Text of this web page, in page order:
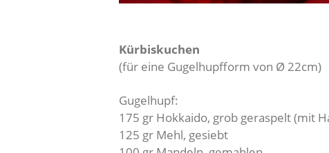
Kürbiskuchen
(für eine Gugelhupfform von Ø 22cm)
Gugelhupf:
175 gr Hokkaido, grob geraspelt (mit
125 gr Mehl, gesiebt